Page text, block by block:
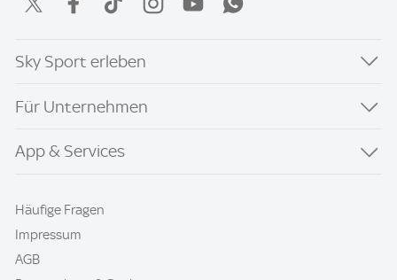
Sky Sport erleben
Für Unternehmen
App & Services
Häufige Fragen
Impressum
AGB